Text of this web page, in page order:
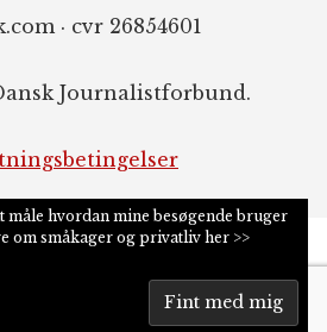
· cvr 26854601
Journalistforbund.
måle hvordan mine besøgende bruger
om småkager og privatliv her >>